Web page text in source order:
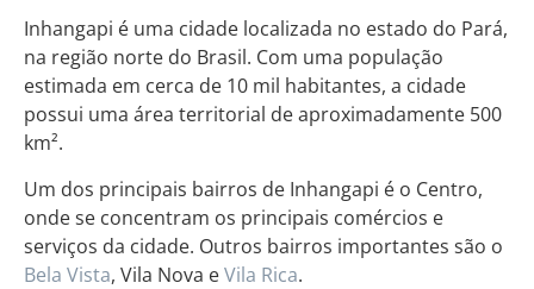
Inhangapi é uma cidade localizada no estado do Pará,
na região norte do Brasil. Com uma população
estimada em cerca de 10 mil habitantes, a cidade
possui uma área territorial de aproximadamente 500
km².
Um dos principais bairros de Inhangapi é o Centro,
onde se concentram os principais comércios e
serviços da cidade. Outros bairros importantes são o
Bela Vista, Vila Nova eVila Rica.